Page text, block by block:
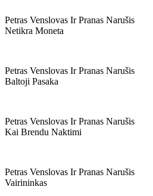
Petras Venslovas Ir Pranas Narušis
Netikra Moneta
Petras Venslovas Ir Pranas Narušis
Baltoji Pasaka
Petras Venslovas Ir Pranas Narušis
Kai Brendu Naktimi
Petras Venslovas Ir Pranas Narušis
Vairininkas